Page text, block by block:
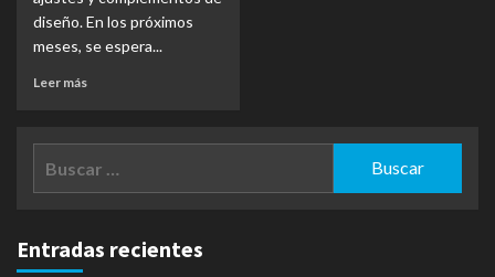
diseño. En los próximos
meses, se espera...
Leer más
Entradas recientes